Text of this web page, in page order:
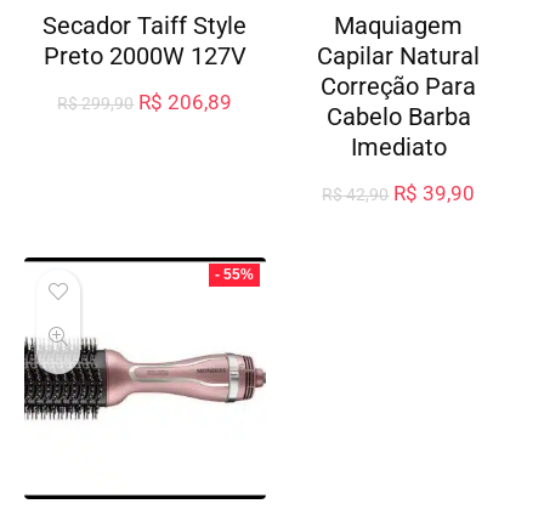
Secador Taiff Style
Preto 2000W 127V
R$299,90 R$ 206,89
Maquiagem
Capilar Natural
Correção Para
Cabelo Barba
Imediato
R$42,90 R$ 39,90
- 55%